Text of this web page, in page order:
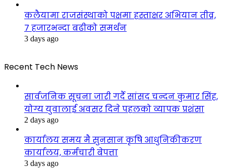
कलैयामा राजसंस्थाको पक्षमा हस्ताक्षर अभियान तीव्र,
७ हजारभन्दा बढीको समर्थन
3 days ago
Recent Tech News
सार्वजनिक सूचना जारी गर्दै सांसद चन्दन कुमार सिंह,
योग्य युवालाई अवसर दिने पहलको व्यापक प्रशंसा
2 days ago
कार्यालय समय मै सुनसान कृषि आधुनिकीकरण
कार्यालय, कर्मचारी बेपत्ता
3 days ago